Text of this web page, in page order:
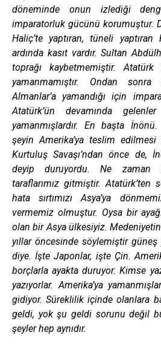
döneminde onun izlediği
imparatorluk gücünü korumuştur.
Haliç’te yaptıran, tüneli
ardında kasıt vardır. Sultan
toprağı kaybetmemiştir.
yamanmamıştır. Ondan
Almanlar’a yamandığı için
Atatürk’ün devamında
yamanmışlardır. En başta
şeyin Amerika’ya teslim edilmesi
Kurtuluş Savaşı’ndan önce de,
deyip duruyordu. Ne zaman
taraflarımız gitmiştir. Atatürk’ten
hata sırtımızı Asya’ya
vermemiz olmuştur. Oysa bir
olan bir Asya ülkesiyiz. Medeniyetin
yıllar öncesinde söylemiştir
diye. İşte Japonlar, işte Çin.
borçlarla ayakta duruyor. Kimse
yazıyorlar. Amerika’ya
gidiyor. Süreklilik içinde olanlara
geldi, yok şu geldi sorunu değil
şeyler hep aynıdır.